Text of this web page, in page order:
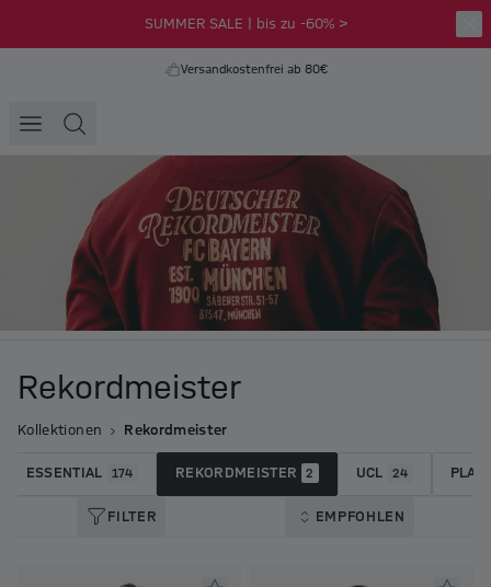
SUMMER SALE | bis zu -60% >
Versandkostenfrei ab 80€
Rekordmeister
Kollektionen Rekordmeister
ESSENTIAL 174 REKORDMEISTER 2 UCL 24
FILTER EMPFOHLEN